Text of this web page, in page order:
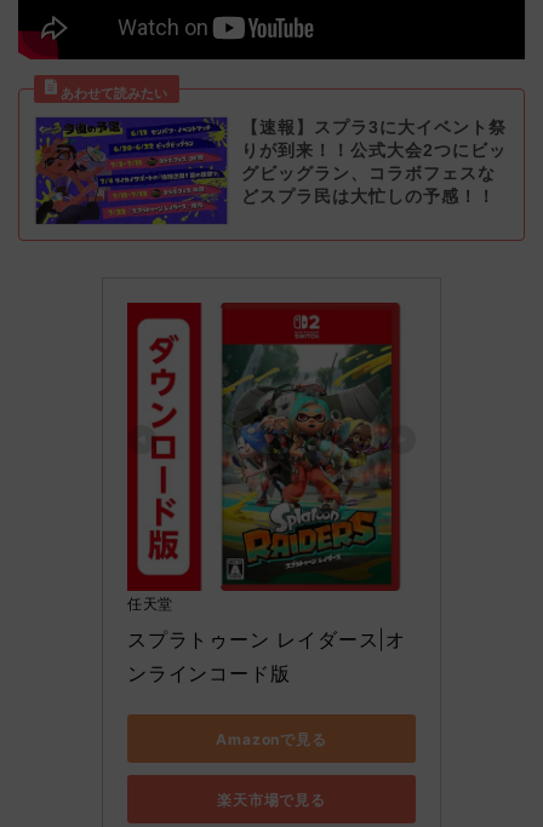
【速報】スプラ3に大イベント祭
りが到来！！公式大会2つにビッ
グビッグラン、コラボフェスな
どスプラ民は大忙しの予感！！
任天堂
スプラトゥーン レイダース|オ
ンラインコード版
Amazonで見る
楽天市場で見る